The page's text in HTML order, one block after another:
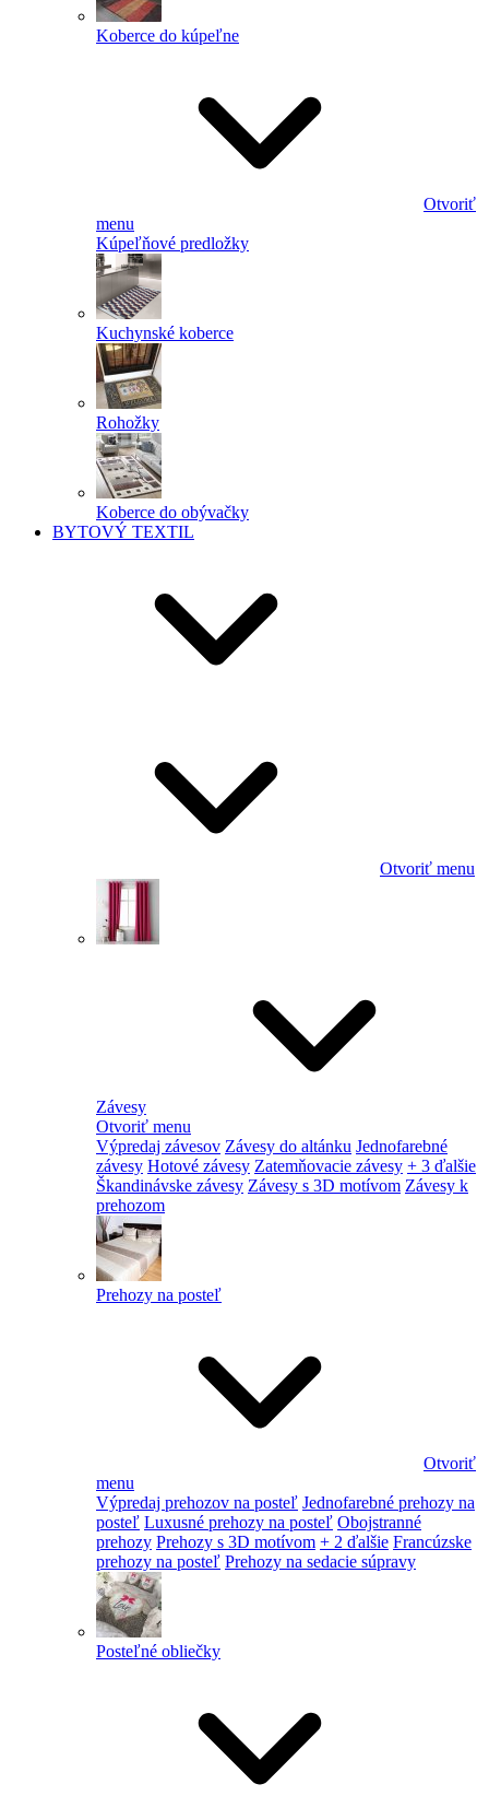
Koberce do kúpeľne
Otvoriť
menu
Kúpeľňové predložky
Kuchynské koberce
Rohožky
Koberce do obývačky
BYTOVÝ TEXTIL
Otvoriť menu
Závesy
Otvoriť menu
Výpredaj závesov Závesy do altánku Jednofarebné
závesy Hotové závesy Zatemňovacie závesy + 3 ďalšie
Škandinávske závesy Závesy s 3D motívom Závesy k
prehozom
Prehozy na posteľ
Otvoriť
menu
Výpredaj prehozov na posteľ Jednofarebné prehozy na
posteľ Luxusné prehozy na posteľ Obojstranné
prehozy Prehozy s 3D motívom + 2 ďalšie Francúzske
prehozy na posteľ Prehozy na sedacie súpravy
Posteľné obliečky